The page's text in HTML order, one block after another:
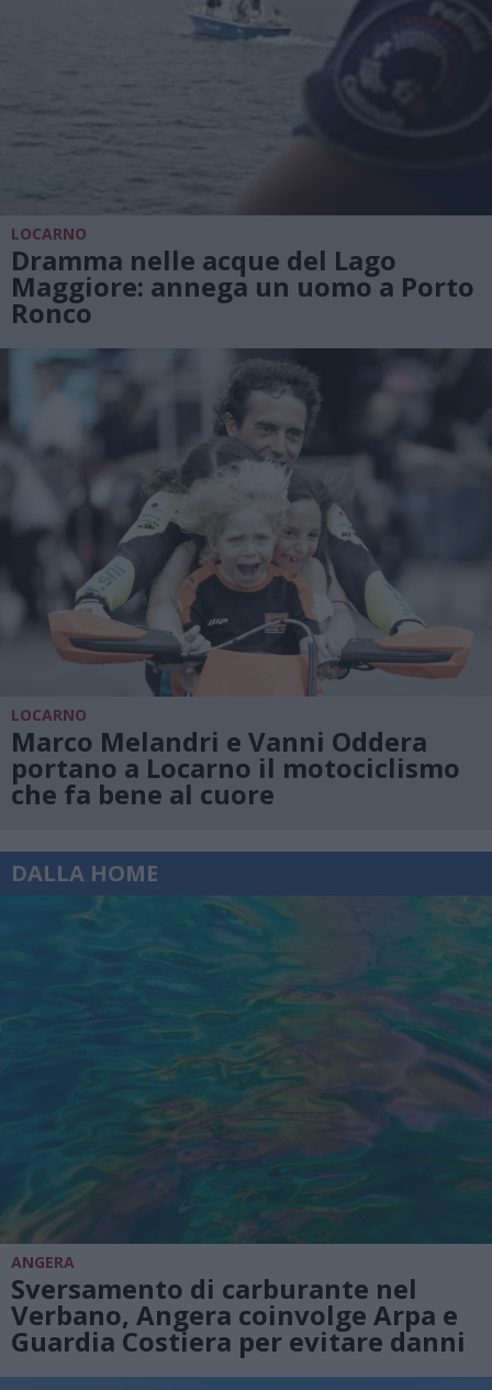
LOCARNO
Dramma nelle acque del Lago
Maggiore: annega un uomo a Porto
Ronco
LOCARNO
Marco Melandri e Vanni Oddera
portano a Locarno il motociclismo
che fa bene al cuore
DALLA HOME
ANGERA
Sversamento di carburante nel
Verbano, Angera coinvolge Arpa e
Guardia Costiera per evitare danni